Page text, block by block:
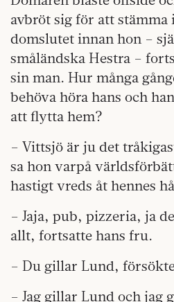
avbröt sig för att
domslutet innan hon –
småländska Hestra –
sin man. Hur många
behöva höra hans och
att flytta hem?
– Vittsjö är ju det
sa hon varpå
hastigt vreds åt hennes
– Jaja, pub, pizzeria, ja
allt, fortsatte hans fru.
– Du gillar Lund,
– Jag gillar Lund och jag